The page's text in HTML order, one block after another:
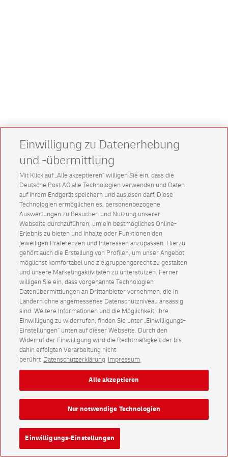
Einwilligung zu Datenerhebung
und -übermittlung
Mit Klick auf „Alle akzeptieren” willigen Sie ein, dass die
Deutsche Post AG alle Technologien verwenden und Daten
auf Ihrem Endgerät speichern und auslesen darf. Diese
Technologien ermöglichen es, personenbezogene
Auswertungen zu Besuchen und Nutzung unserer
Webseite durchzuführen, um ein bestmögliches Online-
Erlebnis zu bieten und Inhalte oder Funktionen den
jeweiligen Präferenzen und Interessen anzupassen. Hierzu
gehört auch die Erstellung von Profilen, um unser Angebot
möglichst komfortabel und zielgruppengerecht zu gestalten
und unsere Marketingaktivitäten zu unterstützen. Ferner
willigen Sie ein, dass vorgenannte Technologien
Datenübermittlungen an Drittanbieter vornehmen, die in
Ländern ohne angemessenes Datenschutzniveau ansässig
sind. Weitere Informationen und die Möglichkeit, Ihre
Einwilligung zu widerrufen, finden Sie unter „Einwilligungs-
Einstellungen“ unten auf dieser Webseite. Durch den
Widerruf der Einwilligung wird die Rechtmäßigkeit der bis
dahin erfolgten Verarbeitung nicht
berührt Datenschutzerklärung Impressum
Einwilligungs-Einstellungen
Nur notwendige Technologien
Alle akzeptieren